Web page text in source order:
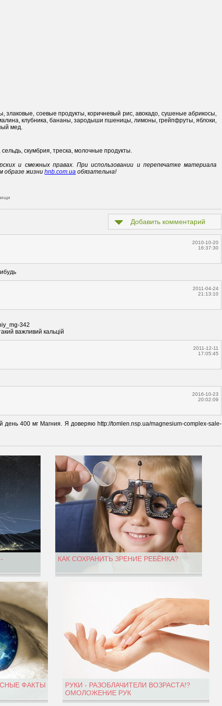
злаковые, соевые продукты, коричневый рис, авокадо, сушеные абрикосы,
клубника, бананы, зародыши пшеницы, лимоны, грейпфруты, яблоки,
мед.
сельдь, скумбрия, треска, молочные продукты.
и смежных правах. При использовании и перепечатке материала
образе жизни hnb.com.ua обязательна!
Добавить комментарий
2010-10-20
16:37:30
2011-04-24
21:13:10
342
важливий кальцій
2011-12-11
17:05:45
2016-10-23
20:02:09
400 мг Магния. Я доверяю http://tomlen.nsp.ua/magnesium-complex-sale-
КАК СОХРАНИТЬ ЗРЕНИЕ РЕБЁНКА?
ФАКТЫ
РУКИ - РАЗОБЛАЧИТЕЛИ ВОЗРАСТА!?
ОМОЛОЖЕНИЕ РУК